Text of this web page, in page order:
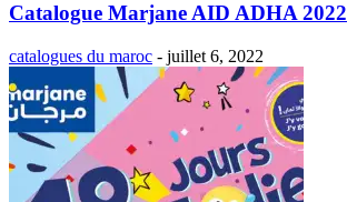
Catalogue Marjane AID ADHA 2022
catalogues du maroc - juillet 6, 2022